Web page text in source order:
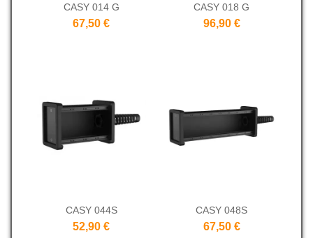
CASY 014 G
67,50 €
CASY 018 G
96,90 €
CASY 044S
52,90 €
CASY 048S
67,50 €